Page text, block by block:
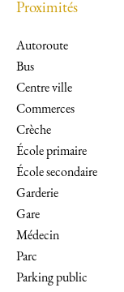
Proximités
Autoroute
Bus
Centre ville
Commerces
Crèche
École primaire
École secondaire
Garderie
Gare
Médecin
Parc
Parking public